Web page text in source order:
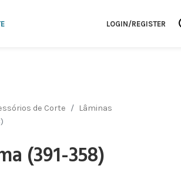
LOGIN/REGISTER
de Corte
Lâminas
(391-358)